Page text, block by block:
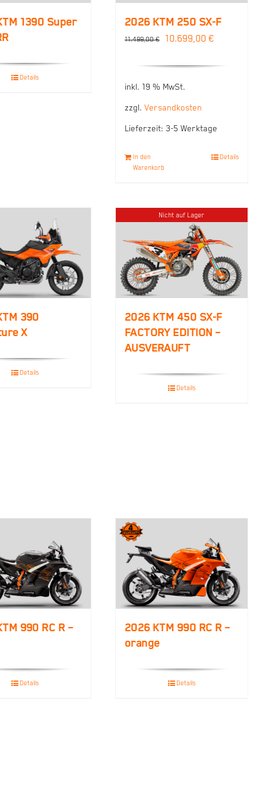
1390 Super
Details
2026 KTM 250 SX-F
11.499,00€
Ursprünglicher
11.499,00 €
10.699,00 €Aktueller
inkl. 19 % MwSt.
zzgl. Versandkosten
Lieferzeit: 3-5 Werktage
In den
Warenkorb
Details
390
X
Details
Nicht auf Lager
2026 KTM 450 SX-F
FACTORY EDITION –
AUSVERAUFT
Details
990 RC R –
Details
2026 KTM 990 RC R –
orange
Details